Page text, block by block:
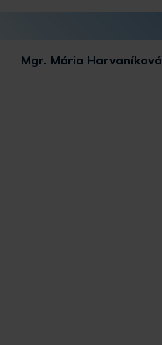
Mgr. Mária Harvaníková